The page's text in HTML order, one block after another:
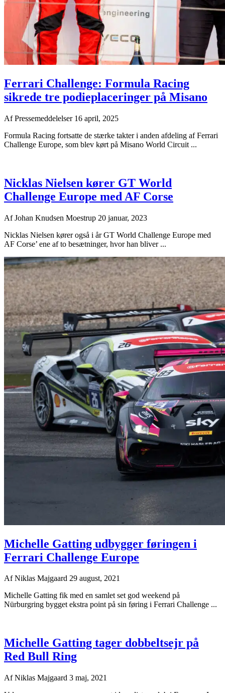
Ferrari Challenge: Formula Racing
sikrede tre podieplaceringer på Misano
AfPressemeddelelser 16 april, 2025
Formula Racing fortsatte de stærke takter i anden afdeling af Ferrari
Challenge Europe, som blev kørt på Misano World Circuit ...
Nicklas Nielsen kører GT World
Challenge Europe med AF Corse
AfJohan Knudsen Moestrup 20 januar, 2023
Nicklas Nielsen kører også i år GT World Challenge Europe med
AF Corse’ ene af to besætninger, hvor han bliver ...
Michelle Gatting udbygger føringen i
Ferrari Challenge Europe
AfNiklas Majgaard 29 august, 2021
Michelle Gatting fik med en samlet set god weekend på
Nürburgring bygget ekstra point på sin føring i Ferrari Challenge ...
Michelle Gatting tager dobbeltsejr på
Red Bull Ring
AfNiklas Majgaard 3 maj, 2021